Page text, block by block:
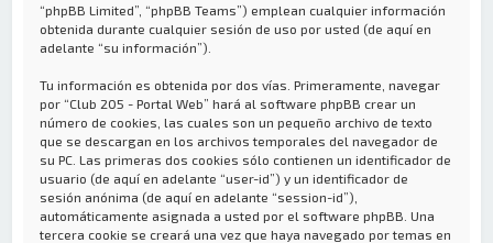
“phpBB Limited”, “phpBB Teams”) emplean cualquier información
obtenida durante cualquier sesión de uso por usted (de aquí en
adelante “su información”).
Tu información es obtenida por dos vías. Primeramente, navegar
por “Club 205 - Portal Web” hará al software phpBB crear un
número de cookies, las cuales son un pequeño archivo de texto
que se descargan en los archivos temporales del navegador de
su PC. Las primeras dos cookies sólo contienen un identificador de
usuario (de aquí en adelante “user-id”) y un identificador de
sesión anónima (de aquí en adelante “session-id”),
automáticamente asignada a usted por el software phpBB. Una
tercera cookie se creará una vez que haya navegado por temas en